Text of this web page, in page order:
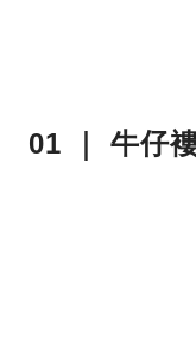
01 ｜ 牛仔